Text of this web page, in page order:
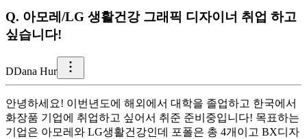
Q. 아모레/LG 생활건강 그래픽 디자이너 취업 하고
싶습니다!
DDana Hur
안녕하세요! 이번년도에 해외에서 대학을 졸업하고 한국에서
화장품 기업에 취업하고 싶어서 취준 준비중입니다! 목표하는
기업은 아모레와 LG생활건강인데 포폴은 총 4개이고 BX디자